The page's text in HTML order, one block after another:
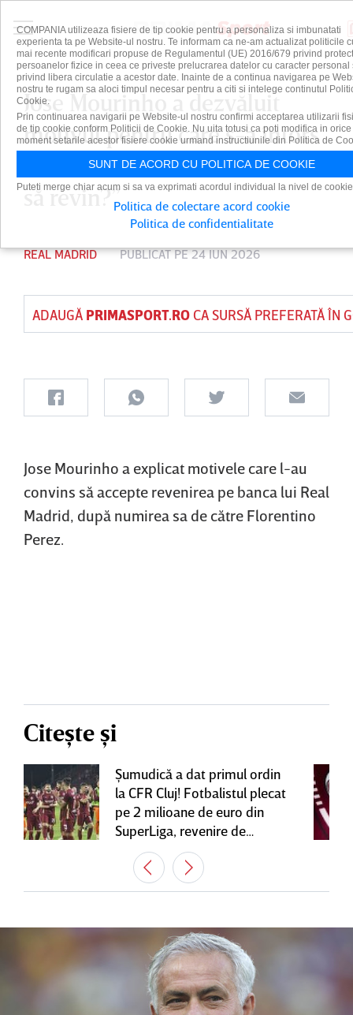
Jose Mourinho a dezvăluit
motivul pentru care s-a întors
la Real Madrid: ”Ce m-a făcut
să revin?”
REAL MADRID PUBLICAT PE 24 IUN 2026
ADAUGĂ PRIMASPORT.ROCA SURSĂ PREFERATĂ ÎN
Jose Mourinho a explicat motivele care l-au
convins să accepte revenirea pe banca lui Real
Madrid, după numirea sa de către Florentino
Perez.
Citește și
Şumudică a dat primul ordin
la CFR Cluj! Fotbalistul plecat
pe 2 milioane de euro din
SuperLiga, revenire de
senzaţie în Gruia
COMPANIA utilizeaza fisiere de tip cookie pentru a personaliza si imbunatati
experienta ta pe Website-ul nostru. Te informam ca ne-am actualizat politicile
mai recente modificari propuse de Regulamentul (UE) 2016/679 privind
persoanelor fizice in ceea ce priveste prelucrarea datelor cu caracter personal
privind libera circulatie a acestor date. Inainte de a continua navigarea pe
nostru te rugam sa aloci timpul necesar pentru a citi si intelege continutul
Cookie.
Prin continuarea navigarii pe Website-ul nostru confirmi acceptarea utilizarii
de tip cookie conform Politicii de Cookie. Nu uita totusi ca poti modifica in orice
moment setarile acestor fisiere cookie urmand instructiunile din Politica de
SUNT DE ACORD CU POLITICA DE COOKIE
Puteti merge chiar acum si sa va exprimati acordul individual la nivel de
Politica de colectare acord cookie
Politica de confidentialitate